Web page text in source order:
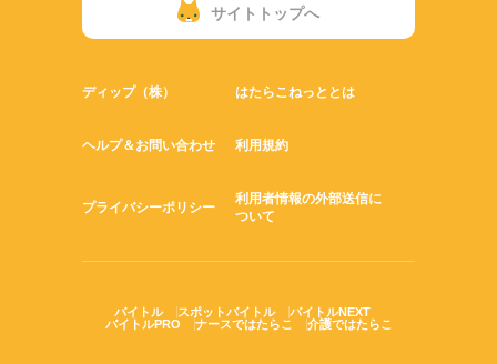
サイトトップへ
ディップ（株） はたらこねっととは
ヘルプ＆お問い合わせ 利用規約
プライバシーポリシー
利用者情報の外部送信に
ついて
バイトル スポットバイトル
バイトルNEXT
バイトルPRO
ナースではたらこ 介護ではたらこ